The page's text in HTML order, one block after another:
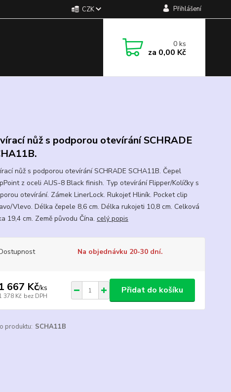
CZK Přihlášení
0ks
za 0,00 Kč
nůž s podporou otevírání SCHRADE
nůž s podporou otevírání SCHRADE SCHA11B. Čepel
z oceli AUS-8 Black finish. Typ otevírání Flipper/Kolíčky s
otevírání. Zámek LinerLock. Rukojeť Hliník. Pocket clip
Vlevo. Délka čepele 8,6 cm. Délka rukojeti 10,8 cm. Celková
19,4 cm. Země původu Čína. celý popis
Na objednávku 20-30 dní.
667 Kč/ks
378 Kč bez DPH
Přidat do košíku
produktu: SCHA11B